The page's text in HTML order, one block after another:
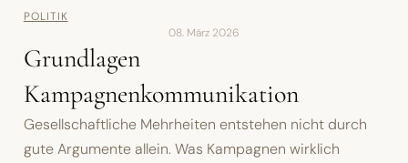
POLITIK
08. März 2026
Grundlagen
Kampagnenkommunikation
Gesellschaftliche Mehrheiten entstehen nicht durch
gute Argumente allein. Was Kampagnen wirklich